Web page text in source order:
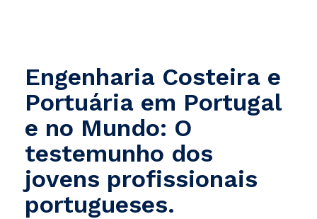
Engenharia Costeira e
Portuária em Portugal
e no Mundo: O
testemunho dos
jovens profissionais
portugueses.